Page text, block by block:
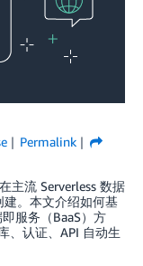
Permalink
主流 Serverless 数据
。本文介绍如何基
服务（BaaS）方
、认证、API 自动生